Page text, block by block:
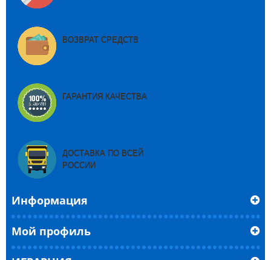
ВОЗВРАТ СРЕДСТВ
ГАРАНТИЯ КАЧЕСТВА
ДОСТАВКА ПО ВСЕЙ
РОССИИ
Информация
Мой профиль